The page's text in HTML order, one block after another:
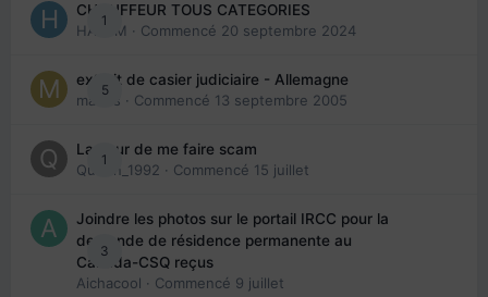
1
CHAUFFEUR TOUS CATEGORIES
HAZEM · Commencé 20 septembre 2024
5
extrait de casier judiciaire - Allemagne
maries · Commencé 13 septembre 2005
1
La peur de me faire scam
Queen_1992 · Commencé 15 juillet
3
Joindre les photos sur le portail IRCC pour la
demande de résidence permanente au
Canada-CSQ reçus
Aichacool · Commencé 9 juillet